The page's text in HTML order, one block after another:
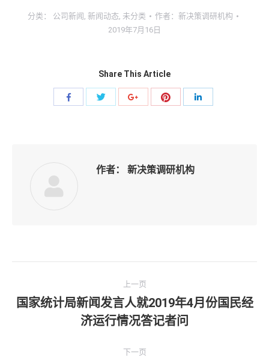
分类： 公司新闻 , 新闻动态, 未分类 作者： 新决策调研机构
2019年7月16日
Share This Article
分
分
作者： 新决策调研机构
章
上一页
上
一
国家统计局新闻发言人就2019年4月份国民经
济运行情况答记者问
下一页